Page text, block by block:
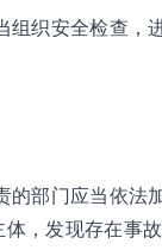
组织安全检查，
的部门应当依法
，发现存在事